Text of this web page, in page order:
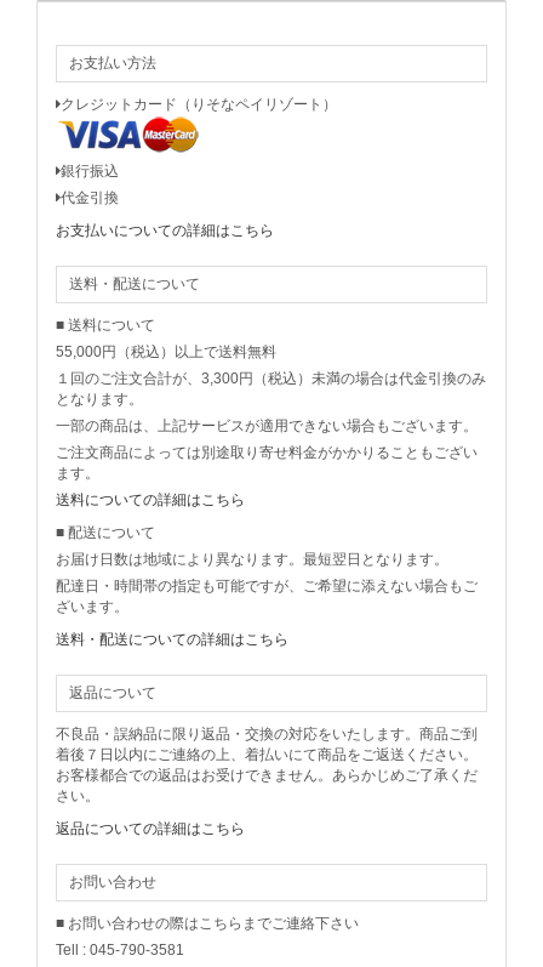
お支払い方法
クレジットカード（りそなペイリゾート）
銀行振込
代金引換
お支払いについての詳細はこちら
送料・配送について
■ 送料について
55,000円（税込）以上で送料無料
１回のご注文合計が、3,300円（税込）未満の場合は代金引換のみ
となります。
一部の商品は、上記サービスが適用できない場合もございます。
ご注文商品によっては別途取り寄せ料金がかかりることもござい
ます。
送料についての詳細はこちら
■ 配送について
お届け日数は地域により異なります。最短翌日となります。
配達日・時間帯の指定も可能ですが、ご希望に添えない場合もご
ざいます。
送料・配送についての詳細はこちら
返品について
不良品・誤納品に限り返品・交換の対応をいたします。商品ご到
着後７日以内にご連絡の上、着払いにて商品をご返送ください。
お客様都合での返品はお受けできません。あらかじめご了承くだ
さい。
返品についての詳細はこちら
お問い合わせ
■ お問い合わせの際はこちらまでご連絡下さい
Tell : 045-790-3581